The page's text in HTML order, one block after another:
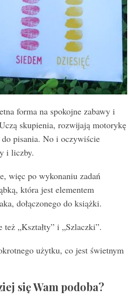
forma na spokojne zabawy i
skupienia, rozwijają motorykę
do pisania. No i oczywiście
i liczby.
więc po wykonaniu zadań
która jest elementem
dołączonego do książki.
„Kształty” i „Szlaczki”.
użytku, co jest świetnym
się Wam podoba?